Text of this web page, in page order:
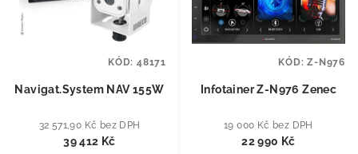
Navigat.System NAV 155W
32 571,90 Kč bez DPH
39 412 Kč
KÓD: 48171
Infotainer Z-N976 Zenec
19 000 Kč bez DPH
22 990 Kč
KÓD:Z-N976